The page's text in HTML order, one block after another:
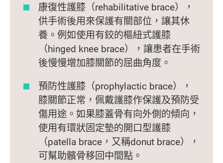
康復性護膝（rehabilitative brace），
供手術後用來保護有關部位，讓其休
養。例如使用有鉸的樞紐式護膝
（hinged knee brace），讓患者在手術
後慢慢增加膝關節的屈曲角度。
預防性護膝（prophylactic brace），
膝關節正常，佩戴護膝作保護及預防受
傷用途。如果膝蓋骨有向外側的傾向，
使用有環狀固定墊的開口型護膝
（patella brace，又稱donut brace），
可幫助髕骨移回中間點。